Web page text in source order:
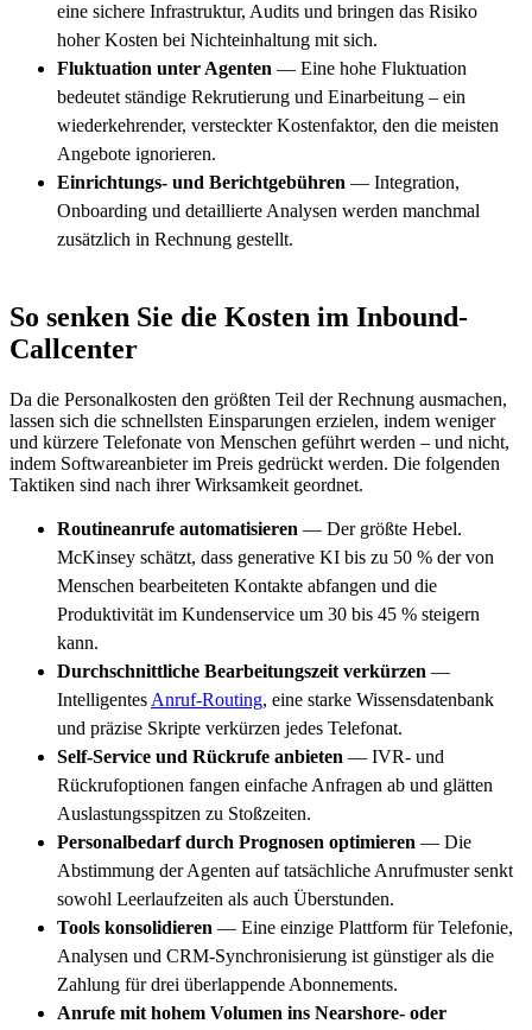
eine sichere Infrastruktur, Audits und bringen das Risiko
hoher Kosten bei Nichteinhaltung mit sich.
Fluktuation unter Agenten — Eine hohe Fluktuation
bedeutet ständige Rekrutierung und Einarbeitung – ein
wiederkehrender, versteckter Kostenfaktor, den die meisten
Angebote ignorieren.
Einrichtungs- und Berichtgebühren — Integration,
Onboarding und detaillierte Analysen werden manchmal
zusätzlich in Rechnung gestellt.
So senken Sie die Kosten im Inbound-
Callcenter
Da die Personalkosten den größten Teil der Rechnung ausmachen,
lassen sich die schnellsten Einsparungen erzielen, indem weniger
und kürzere Telefonate von Menschen geführt werden – und nicht,
indem Softwareanbieter im Preis gedrückt werden. Die folgenden
Taktiken sind nach ihrer Wirksamkeit geordnet.
Routineanrufe automatisieren — Der größte Hebel.
McKinsey schätzt, dass generative KI bis zu 50 % der von
Menschen bearbeiteten Kontakte abfangen und die
Produktivität im Kundenservice um 30 bis 45 % steigern
kann.
Durchschnittliche Bearbeitungszeit verkürzen —
IntelligentesAnruf-Routing, eine starke Wissensdatenbank
und präzise Skripte verkürzen jedes Telefonat.
Self-Service und Rückrufe anbieten — IVR- und
Rückrufoptionen fangen einfache Anfragen ab und glätten
Auslastungsspitzen zu Stoßzeiten.
Personalbedarf durch Prognosen optimieren — Die
Abstimmung der Agenten auf tatsächliche Anrufmuster senkt
sowohl Leerlaufzeiten als auch Überstunden.
Tools konsolidieren — Eine einzige Plattform für Telefonie,
Analysen und CRM-Synchronisierung ist günstiger als die
Zahlung für drei überlappende Abonnements.
Anrufe mit hohem Volumen ins Nearshore- oder